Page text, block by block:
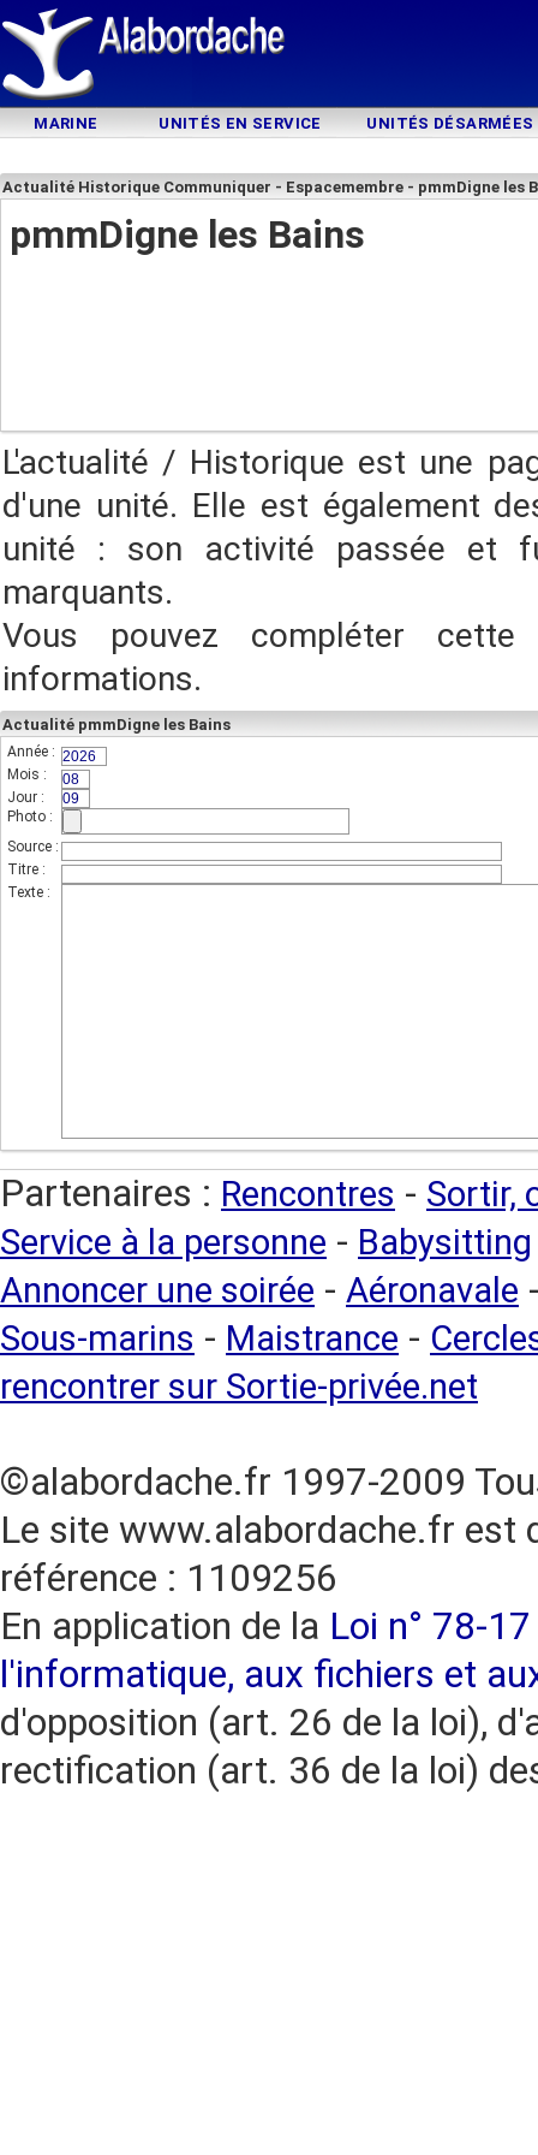
MARINE UNITÉS EN SERVICE UNITÉS DÉSARMÉES
Actualité Historique Communiquer - Espacemembre - pmmDigne les
pmmDigne les Bains
L'actualité / Historique est une
d'une unité. Elle est également
unité : son activité passée et
marquants.
Vous pouvez compléter
informations.
Actualité pmmDigne les Bains
Année :
Mois :
Jour :
Photo :
Source :
Titre :
Texte :
Partenaires : Rencontres - Sortir,
Service à la personne - Babysitting
Annoncer une soirée - Aéronavale
Sous-marins - Maistrance -
rencontrer sur Sortie-privée.net
©alabordache.fr 1997-2009
Le site www.alabordache.fr est
référence : 1109256
En application de la Loi n° 78-
l'informatique, aux fichiers et
d'opposition (art. 26 de la loi),
rectification (art. 36 de la loi)